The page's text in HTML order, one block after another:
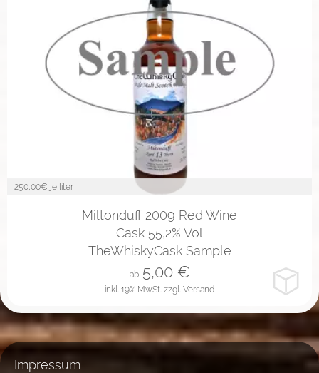
250,00€ je liter
Miltonduff 2009 Red Wine
Cask 55,2% Vol
TheWhiskyCask Sample
inkl. 19% MwSt. zzgl. Versand
ab 5,00€
Impressum